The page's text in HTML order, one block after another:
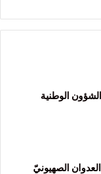
الوطنية
الصهيونيّ